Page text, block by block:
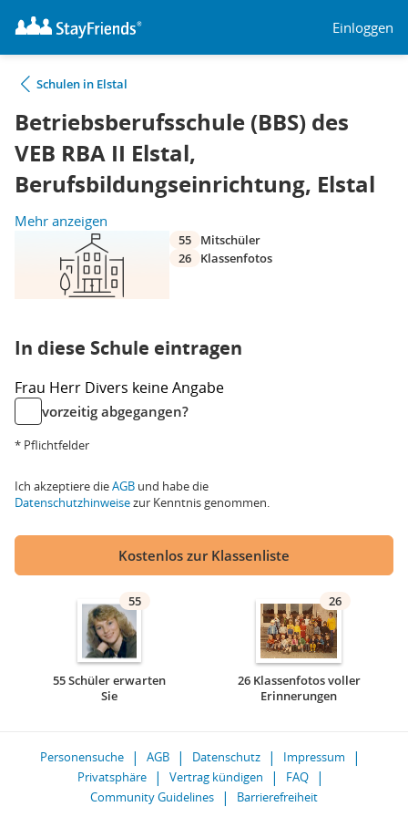
Einloggen
Schulen in Elstal
Betriebsberufsschule (BBS) des
VEB RBA II Elstal,
Berufsbildungseinrichtung, Elstal
Mehr anzeigen
55
Mitschüler
26
Klassenfotos
In diese Schule eintragen
Frau Herr Divers keine Angabe
vorzeitig abgegangen?
* Pflichtfelder
Ich akzeptiere dieAGB und habe die
Datenschutzhinweisezur Kenntnis genommen.
Kostenlos zur Klassenliste
55
55 Schüler erwarten
Sie
26
26 Klassenfotos voller
Erinnerungen
Personensuche AGB Datenschutz
Impressum
Privatsphäre
Vertrag kündigen
FAQ
Community Guidelines
Barrierefreiheit